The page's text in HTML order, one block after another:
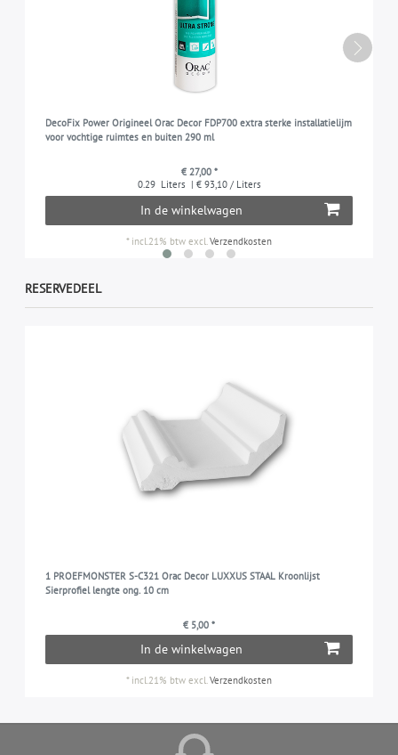
DecoFix Power Origineel Orac Decor FDP700 extra sterke installatielijm
voor vochtige ruimtes en buiten 290 ml
€ 27,00 *
0.29 Liters | € 93,10 / Liters
In de winkelwagen
* incl.21% btw excl.Verzendkosten
RESERVEDEEL
1 PROEFMONSTER S-C321 Orac Decor LUXXUS STAAL Kroonlijst
Sierprofiel lengte ong. 10 cm
€ 5,00 *
In de winkelwagen
* incl.21% btw excl.Verzendkosten